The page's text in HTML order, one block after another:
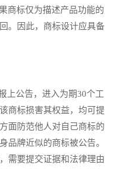
商标仅为描述产品功能的
。因此，商标设计应具备
公告，进入为期30个工
商标损害其权益，均可提
面防范他人对自己商标的
品牌近似的商标被公告。
需要提交证据和法律理由